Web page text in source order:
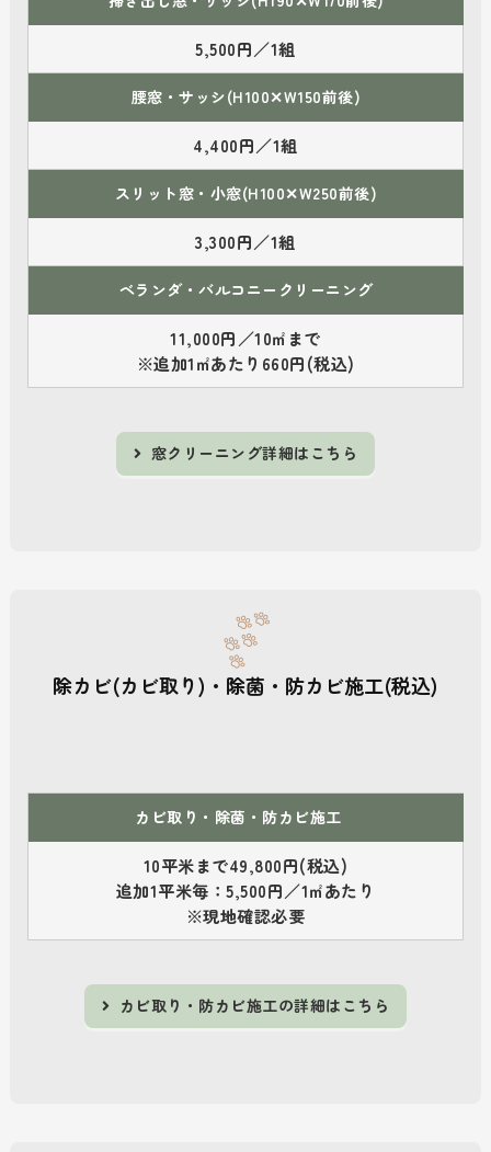
5,500円／1組
腰窓・サッシ(H100✕W150前後)
4,400円／1組
スリット窓・小窓(H100✕W250前後)
3,300円／1組
ベランダ・バルコニークリーニング
11,000円／10㎡まで
※追加1㎡あたり660円(税込)
窓クリーニング詳細はこちら
除カビ(カビ取り)・除菌・防カビ施工(税込)
カビ取り・除菌・防カビ施工
10平米まで49,800円(税込)
追加1平米毎：5,500円／1㎡あたり
※現地確認必要
カビ取り・防カビ施工の詳細はこちら